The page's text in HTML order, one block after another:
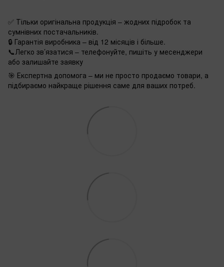
✅ Тільки оригінальна продукція – жодних підробок та
сумнівних постачальників.
🔒 Гарантія виробника – від 12 місяців і більше.
📞Легко зв’язатися – телефонуйте, пишіть у месенджери
або залишайте заявку
🎯 Експертна допомога – ми не просто продаємо товари, а
підбираємо найкраще рішення саме для ваших потреб.